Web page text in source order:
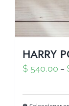
HARRY
$ 540,00 –